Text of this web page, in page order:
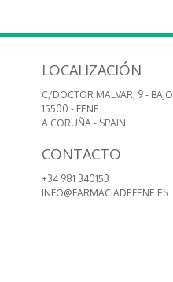
LOCALIZACIÓN
C/DOCTOR MALVAR, 9 - BAJO
15500 - FENE
A CORUÑA - SPAIN
CONTACTO
+34 981 340153
INFO@FARMACIADEFENE.ES